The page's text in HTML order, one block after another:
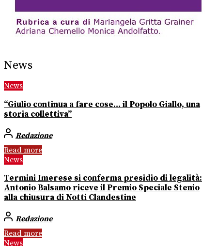
News
News
“Giulio continua a fare cose… il Popolo Giallo, una
storia collettiva”
Redazione
Read more
News
Termini Imerese si conferma presidio di legalità:
Antonio Balsamo riceve il Premio Speciale Stenio
alla chiusura di Notti Clandestine
Redazione
Read more
News